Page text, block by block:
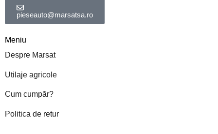
pieseauto@marsatsa.ro
Meniu
Despre Marsat
Utilaje agricole
Cum cumpăr?
Politica de retur